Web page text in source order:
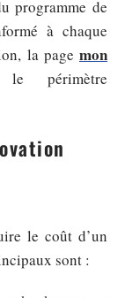
programme de
à chaque
la page mon
périmètre
le coût d’un
sont :